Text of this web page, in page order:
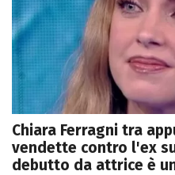
Chiara Ferragni tra
vendette contro l'ex
debutto da attrice è